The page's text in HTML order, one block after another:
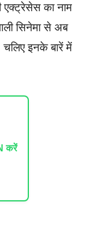
एक्ट्रेसेस का नाम
सिनेमा से अब
इनके बारें में
करें